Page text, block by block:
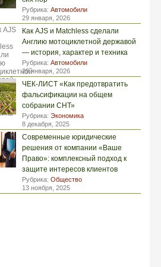
Рубрика: Автомобили
29 января, 2026
Как AJS и Matchless сделали
Англию мотоциклетной державой
— история, характер и техника
Рубрика: Автомобили
29 января, 2026
ЧЕК-ЛИСТ «Как предотвратить
фальсификации на общем
собрании СНТ»
Рубрика: Экономика
8 декабря, 2025
Современные юридические
решения от компании «Ваше
Право»: комплексный подход к
защите интересов клиентов
Рубрика: Общество
13 ноября, 2025